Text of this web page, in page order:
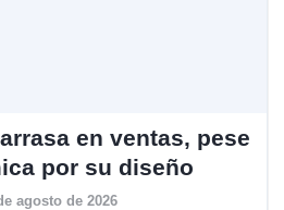
en ventas, pese
por su diseño
agosto de 2026